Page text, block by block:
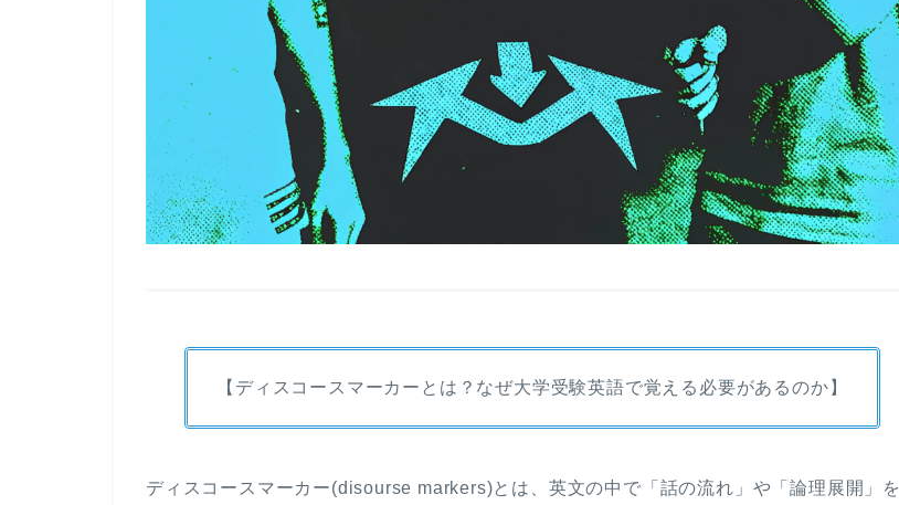
【ディスコースマーカーとは？なぜ大学受験英語で覚える必要があるのか】
ディスコースマーカー(disourse markers)とは、英文の中で「話の流れ」や「論理展開」を